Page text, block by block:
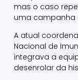
mas o caso
uma campanha
A atual
Nacional de
integrava a
desenrolar da